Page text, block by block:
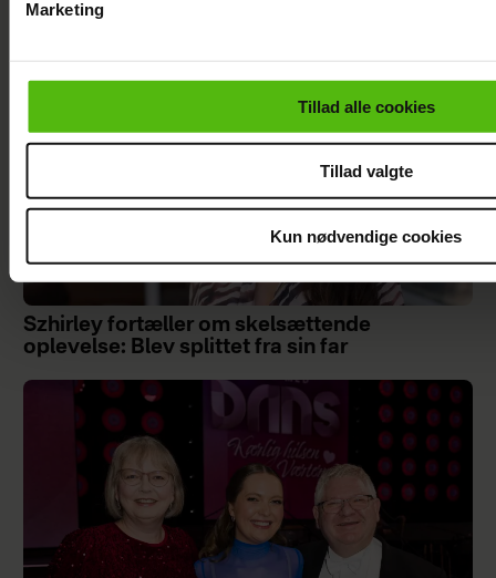
cookiepolitik.
Marketing
Tillad alle cookies
Tillad valgte
Kun nødvendige cookies
Szhirley fortæller om skelsættende
oplevelse: Blev splittet fra sin far